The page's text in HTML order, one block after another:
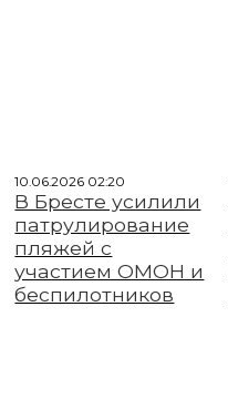
10.06.2026 02:20
В Бресте усилили
патрулирование
пляжей с
участием ОМОН и
беспилотников